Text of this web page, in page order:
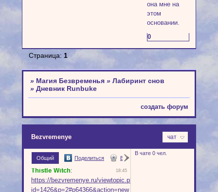
она мне на
этом
основании.
0
Страница: 1
» Магия Безвременья » Лабиринт снов
» Дневник Runbuke
создать форум